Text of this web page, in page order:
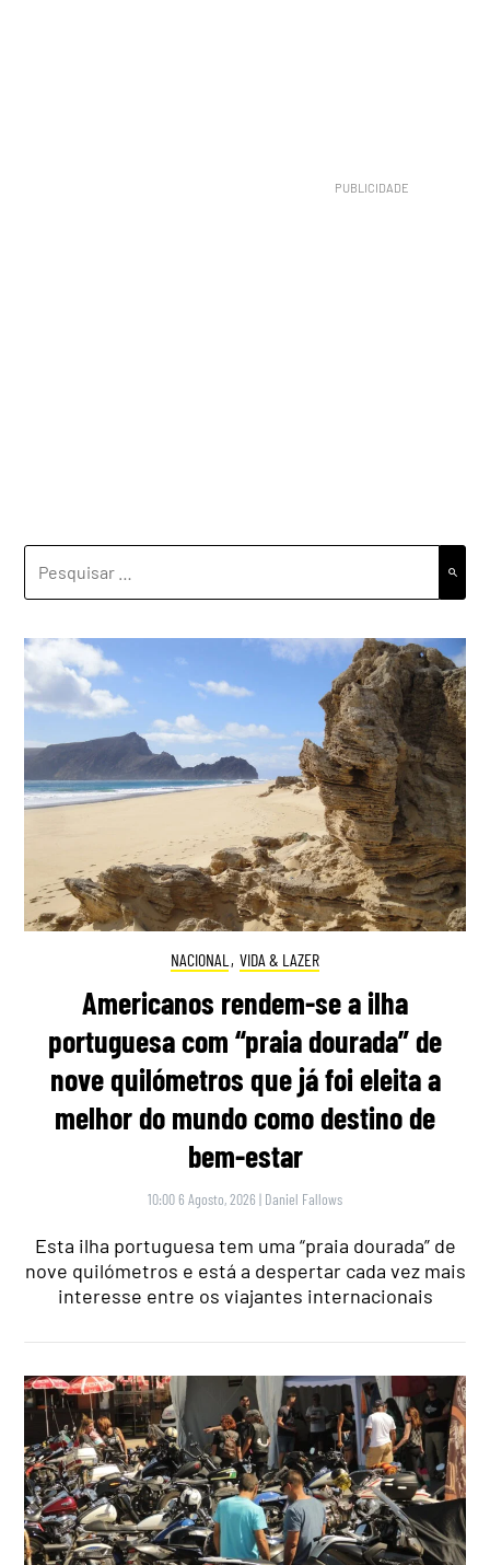
POR:
NACIONAL , VIDA & LAZER
Americanos rendem-se a ilha
portuguesa com “praia dourada” de
nove quilómetros que já foi eleita a
melhor do mundo como destino de
bem-estar
10:00 6 Agosto, 2026 | Daniel Fallows
Esta ilha portuguesa tem uma “praia dourada” de
nove quilómetros e está a despertar cada vez mais
interesse entre os viajantes internacionais